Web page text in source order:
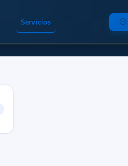
Servicios